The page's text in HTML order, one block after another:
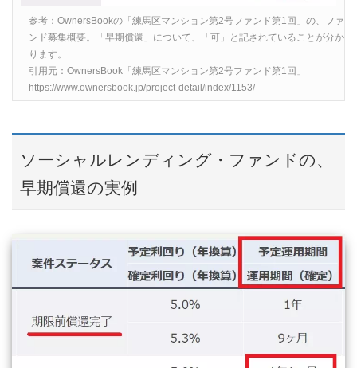
参考：OwnersBookの「練馬区マンション第2号ファンド第1回」の、ファ
ンド募集概要。「早期償還」について、「可」と記されていることが分か
ります。
引用元：OwnersBook「練馬区マンション第2号ファンド第1回」
https://www.ownersbook.jp/project-detail/index/1153/
ソーシャルレンディング・ファンドの、
早期償還の実例